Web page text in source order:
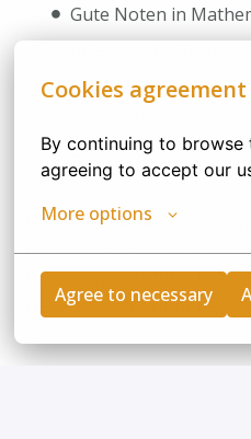
Cookies agreement
By continuing to browse
agreeing to accept our
More options
Agree to necessary
Gute Noten in
Handwerkliches
Gute Teamfähigkeit
Interesse geweckt? Dann
digitale Bewerbung – am
Karriereportal. Bitte
per Post leider nicht